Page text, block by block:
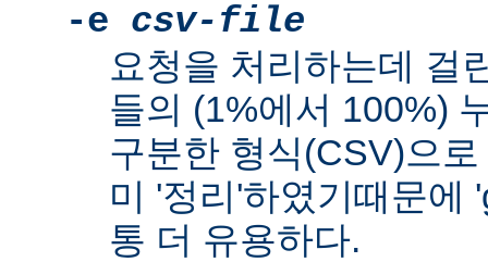
-e csv-file
요청을 처리하는데 걸
들의 (1%에서 100%)
구분한 형식(CSV)으
미 '정리'하였기때문에
통 더 유용하다.